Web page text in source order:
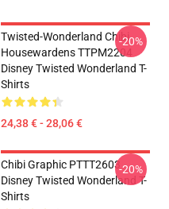
Twisted-Wonderland Chibi
Housewardens TTPM2204
Disney Twisted Wonderland T-
Shirts
24,38 € - 28,06 €
-20%
Chibi Graphic PTTT2603
Disney Twisted Wonderland T-
Shirts
-20%